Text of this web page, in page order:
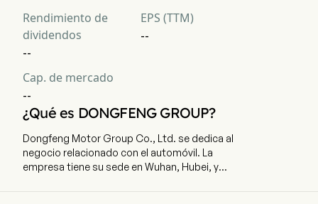
Rendimiento de
dividendos
--
EPS (TTM)
--
Cap. de mercado
--
¿Qué es DONGFENG GROUP?
Dongfeng Motor Group Co., Ltd. se dedica al
negocio relacionado con el automóvil. La
empresa tiene su sede en Wuhan, Hubei, y